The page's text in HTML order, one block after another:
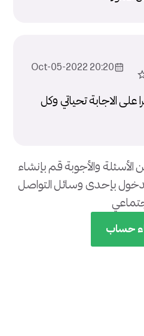
20:20 2022-Oct-05
على الاجابة تحياتي وكل
الأسئلة والأجوبة قم بإنشاء
بإحدى وسائل التواصل
حساب